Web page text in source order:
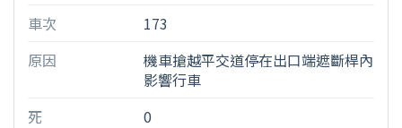
車次
173
原因
機車搶越平交道停在出口端遮斷桿內
影響行車
死
0